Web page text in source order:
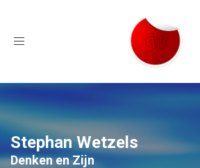
Toggle
Stephan Wetzels
Denken en Zijn